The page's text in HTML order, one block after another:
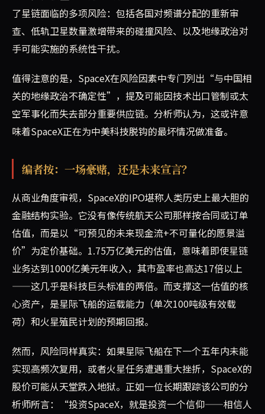
了星链面临的多项风险：包括各国对频谱分配的重新审
查、低轨卫星数量激增带来的碰撞风险、以及地缘政治对
手可能实施的系统性干扰。
值得注意的是，SpaceX在风险因素中专门列出“与中国相
关的地缘政治不确定性”，提及可能因技术出口管制或太
空军事化而失去部分重要供应链。分析师认为，这或许意
味着SpaceX正在为中美科技脱钩的最坏情况做准备。
编者按：一场豪赌，还是未来宣言？
从商业角度审视，SpaceX的IPO堪称人类历史上最大胆的
金融结构实验。它没有像传统航天公司那样按合同或订单
估值，而是以“可预见的未来现金流+不可量化的愿景溢
价”为定价基础。1.75万亿美元的估值，意味着即使星链
业务达到1000亿美元年收入，其市盈率也高达17倍以上
——这几乎是科技巨头标准的两倍。而支撑这一估值的核
心资产，是星际飞船的运载能力（单次100吨级有效载
荷）和火星殖民计划的预期回报。
然而，风险同样真实：如果星际飞船在下一个五年内未能
实现高频次复用，或者火星任务遭遇重大挫折，SpaceX的
股价可能从天堂跌入地狱。正如一位长期跟踪该公司的分
析师所言：“投资SpaceX，就是投资一个信仰——相信人